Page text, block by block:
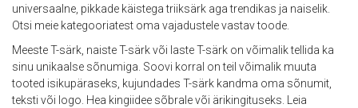
universaalne, pikkade käistega triiksärk aga trendikas ja naiselik.
Otsi meie kategooriatest oma vajadustele vastav toode.
Meeste T-särk, naiste T-särk või laste T-särk on võimalik tellida ka
sinu unikaalse sõnumiga. Soovi korral on teil võimalik muuta
tooted isikupäraseks, kujundades T-särk kandma oma sõnumit,
teksti või logo. Hea kingiidee sõbrale või ärikingituseks. Leia